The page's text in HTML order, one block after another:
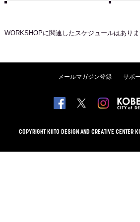
WORKSHOPに関連したスケジュールはあり
メールマガジン登録 サポ
COPYRIGHT KIITO DESIGN AND CREATIVE CENTER